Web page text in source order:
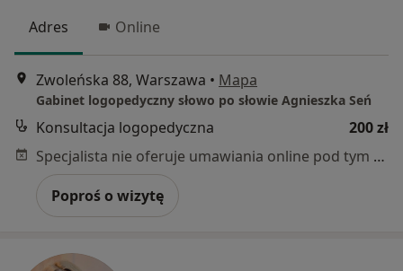
Adres Online
Zwoleńska 88, Warszawa • Mapa
Gabinet logopedyczny słowo po słowie Agnieszka Seń
Konsultacja logopedyczna
200 zł
Specjalista nie oferuje umawiania online pod tym adresem.
Poproś o wizytę